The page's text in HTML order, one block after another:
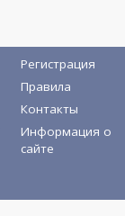
Регистрация
Правила
Контакты
Информация о
сайте